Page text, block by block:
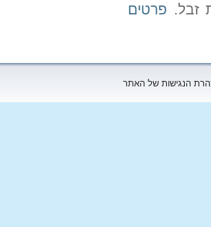
פרטים
הנגישות של האתר